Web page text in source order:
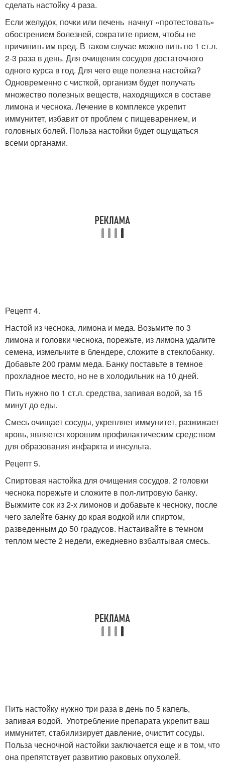
сделать настойку 4 раза.
Если желудок, почки или печень начнут «протестовать»
обострением болезней, сократите прием, чтобы не
причинить им вред. В таком случае можно пить по 1 ст.л.
2-3 раза в день. Для очищения сосудов достаточного
одного курса в год. Для чего еще полезна настойка?
Одновременно с чисткой, организм будет получать
множество полезных веществ, находящихся в составе
лимона и чеснока. Лечение в комплексе укрепит
иммунитет, избавит от проблем с пищеварением, и
головных болей. Польза настойки будет ощущаться
всеми органами.
Рецепт 4.
Настой из чеснока, лимона и меда. Возьмите по 3
лимона и головки чеснока, порежьте, из лимона удалите
семена, измельчите в блендере, сложите в стеклобанку.
Добавьте 200 грамм меда. Банку поставьте в темное
прохладное место, но не в холодильник на 10 дней.
Пить нужно по 1 ст.л. средства, запивая водой, за 15
минут до еды.
Смесь очищает сосуды, укрепляет иммунитет, разжижает
кровь, является хорошим профилактическим средством
для образования инфаркта и инсульта.
Рецепт 5.
Спиртовая настойка для очищения сосудов. 2 головки
чеснока порежьте и сложите в пол-литровую банку.
Выжмите сок из 2-х лимонов и добавьте к чесноку, после
чего залейте банку до края водкой или спиртом,
разведенным до 50 градусов. Настаивайте в темном
теплом месте 2 недели, ежедневно взбалтывая смесь.
Пить настойку нужно три раза в день по 5 капель,
запивая водой. Употребление препарата укрепит ваш
иммунитет, стабилизирует давление, очистит сосуды.
Польза чесночной настойки заключается еще и в том, что
она препятствует развитию раковых опухолей.